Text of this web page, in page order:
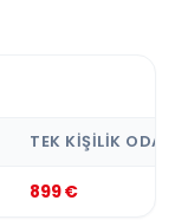
TEK KIŞILIK ODA
899 €